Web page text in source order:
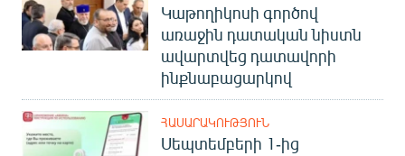
Կաթողիկոսի գործով
առաջին դատական նիստն
ավարտվեց դատավորի
ինքնաբացարկով
ՀԱՍԱՐԱԿՈՒԹՅՈՒՆ
Սեպտեմբերի 1-ից